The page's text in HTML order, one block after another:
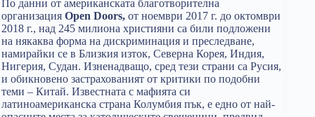
По данни от американската благотворителна
организация Open Doors, от ноември 2017 г. до октомври
2018 г., над 245 милиона християни са били подложени
на някаква форма на дискриминация и преследване,
намирайки се в Близкия изток, Северна Корея, Индия,
Нигерия, Судан. Изненадващо, сред тези страни са Русия,
и обикновено застрахованият от критики по подобни
теми – Китай. Известната с мафията си
латиноамериканска страна Колумбия пък, е едно от най-